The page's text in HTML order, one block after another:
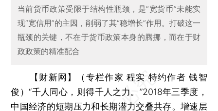
当前货币政策受限于结构性瓶颈，是“宽货币”未能实
现“宽信用”的主因，削弱了其“稳增长”作用。打破这一
瓶颈的关键，不在于货币政策本身的腾挪，而在于财
政政策的精准配合
【财新网】（专栏作家 程实 特约作者 钱智
俊）“千人同心，则得千人之力。”2018年三季度，
中国经济的短期压力和长期潜力交叠共存。增速层